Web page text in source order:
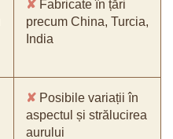
✘ Fabricate în țări
precum China, Turcia,
India
✘ Posibile variații în
aspectul și strălucirea
aurului